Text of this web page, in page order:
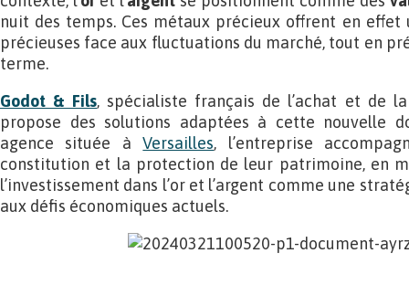
nuit des temps. Ces métaux précieux offrent en
précieuses face aux fluctuations du marché, tout en
terme.
Godot & Fils, spécialiste français de l’achat et de
propose des solutions adaptées à cette nouvelle
agence située àVersailles, l’entreprise
constitution et la protection de leur patrimoine, en
l’investissement dans l’or et l’argent comme une
aux défis économiques actuels.